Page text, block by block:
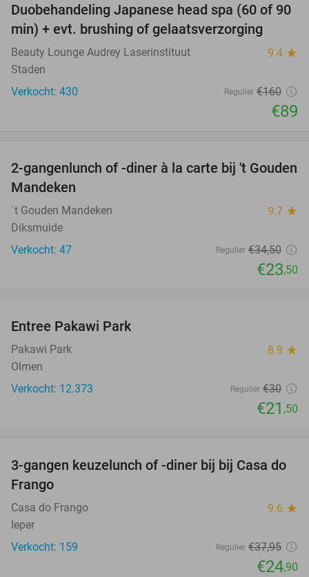
44%
Duobehandeling Japanese head spa (60 of 90
min) + evt. brushing of gelaatsverzorging
Beauty Lounge Audrey Laserinstituut 9.4 star
Staden
Verkocht: 430
Regulier €160
€89
32%
2-gangenlunch of -diner à la carte bij 't Gouden
Mandeken
´t Gouden Mandeken 9.7 star
Diksmuide
Verkocht: 47
Regulier €34,50
€23,50
Entree Pakawi Park
Pakawi Park 8.9 star
Olmen
Verkocht: 12.373
Regulier €30
€21 ,50
34%
3-gangen keuzelunch of -diner bij bij Casa do
Frango
Casa do Frango 9.6 star
Ieper
Verkocht: 159
Regulier €37,95
€24,90